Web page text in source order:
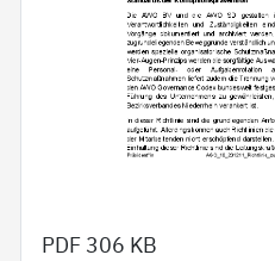
PDF 306 KB